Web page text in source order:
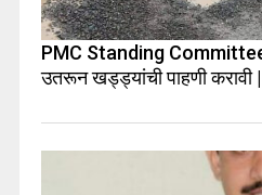
PMC Standing Committee |
उतरून खड्ड्यांची पाहणी करावी |